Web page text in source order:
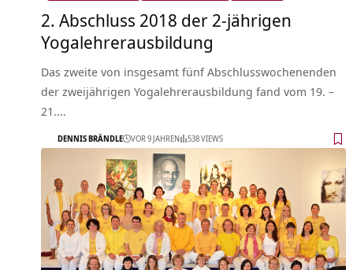
2. Abschluss 2018 der 2-jährigen
Yogalehrerausbildung
Das zweite von insgesamt fünf Abschlusswochenenden
der zweijährigen Yogalehrerausbildung fand vom 19. –
21.…
DENNIS BRÄNDLE VOR 9 JAHREN 538 VIEWS